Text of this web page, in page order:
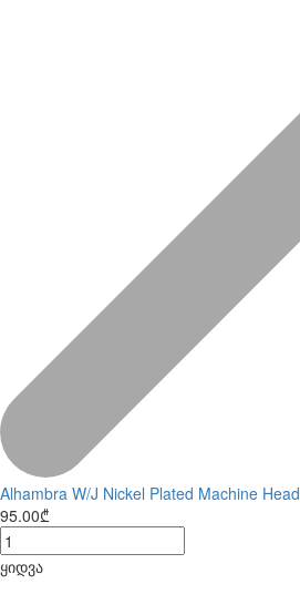
Alhambra W/J Nickel Plated Machine Head
95.00₾
ყიდვა